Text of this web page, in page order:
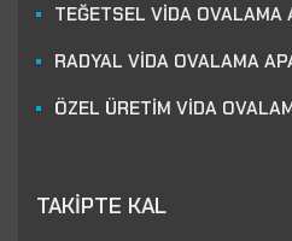
TEĞETSEL VİDA OVALAMA
RADYAL VİDA OVALAMA
ÖZEL ÜRETİM VİDA
TAKİPTE KAL